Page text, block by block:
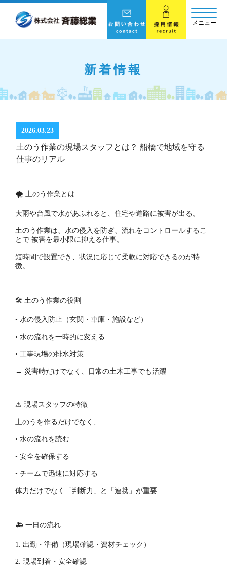
メニュー
新着情報
2026.03.23
土のう作業の現場スタッフとは？ 船橋で地域を守る
仕事のリアル
🌪 土のう作業とは
大雨や台風で水があふれると、住宅や道路に被害が出る。
土のう作業は、水の侵入を防ぎ、流れをコントロールするこ
とで 被害を最小限に抑える仕事。
短時間で設置でき、状況に応じて柔軟に対応できるのが特
徴。
🛠 土のう作業の役割
• 水の侵入防止（玄関・車庫・施設など）
• 水の流れを一時的に変える
• 工事現場の排水対策
→ 災害時だけでなく、日常の土木工事でも活躍
⚠ 現場スタッフの特徴
土のうを作るだけでなく、
• 水の流れを読む
• 安全を確保する
• チームで迅速に対応する
体力だけでなく「判断力」と「連携」が重要
🚑 一日の流れ
1. 出勤・準備（現場確認・資材チェック）
2. 現場到着・安全確認